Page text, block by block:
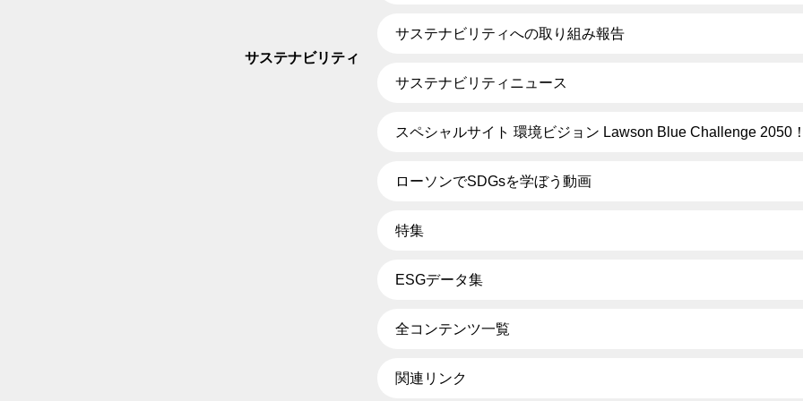
サステナビリティ
サステナビリティへの取り組み報告
サステナビリティニュース
スペシャルサイト 環境ビジョン Lawson Blue Challenge 2050
ローソンでSDGsを学ぼう動画
特集
ESGデータ集
全コンテンツ一覧
関連リンク